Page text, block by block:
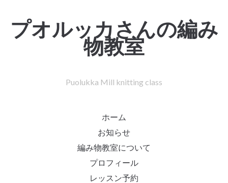
プオルッカさんの編み
物教室
Puolukka Mill knitting class
ホーム
お知らせ
編み物教室について
プロフィール
レッスン予約